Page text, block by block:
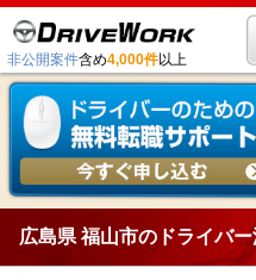
非公開案件含め4,000件以上
広島県 福山市のドライバ